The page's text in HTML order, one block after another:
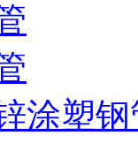
涂塑钢